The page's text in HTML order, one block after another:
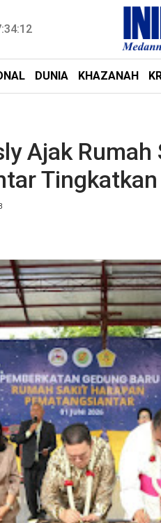
DUNIA KHAZANAH
Ajak